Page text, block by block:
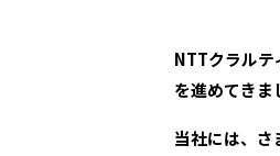
NTTクラルテ
を進めてきま
当社には、